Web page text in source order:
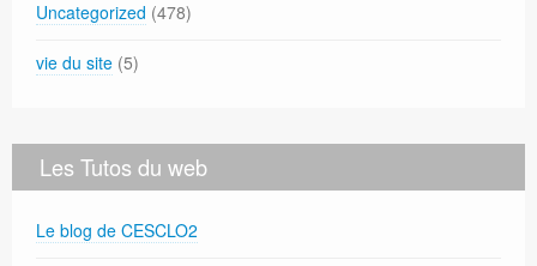
Uncategorized (478)
vie du site (5)
Les Tutos du web
Le blog de CESCLO2